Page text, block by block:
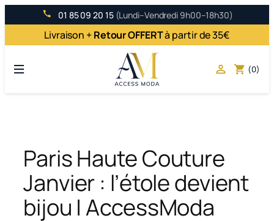
au
contenu
01 85 09 20 15 (Lundi–Vendredi 9h00–18h30)
Livraison +Retour OFFERTà partir de 35€
 shopping_cart (0)
Paris Haute Couture
Janvier : l’étole devient
bijou | AccessModa